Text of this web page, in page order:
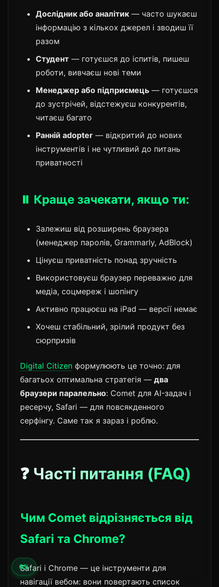
Дослідник або аналітик — часто шукаєш
інформацію з кількох джерел і зводиш її
разом
Студент — готуєшся до іспитів, пишеш
роботи, вивчаєш нові теми
Менеджер або підприємець — готуєшся
до зустрічей, відстежуєш конкурентів,
читаєш багато
Ранній adopter — відкритий до нових
інструментів і не чутливий до питань
приватності
⏸️ Краще зачекати, якщо ти:
Залежиш від розширень браузера
(менеджер паролів, Grammarly, AdBlock)
Цінуєш приватність понад зручність
Використовуєш браузер переважно для
медіа, соцмереж і шопінгу
Активно працюєш на iPad — версії немає
Хочеш стабільний, зрілий продукт без
сюрпризів
Digital Citizen формулюють це точно: для
багатьох оптимальна стратегія — два
браузери паралельно: Comet для AI-задач і
ресерчу, Safari — для повсякденного
серфінгу. Саме так я зараз і роблю.
❓ Часті питання (FAQ)
Чим Comet відрізняється від
Safari та Chrome?
Safari і Chrome — це інструменти для
навігації вебом: вони повертають список